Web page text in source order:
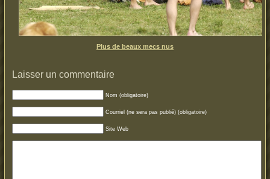
Plus de beaux mecs nus
Laisser un commentaire
Nom (obligatoire)
Courriel (ne sera pas publié) (obligatoire)
Site Web